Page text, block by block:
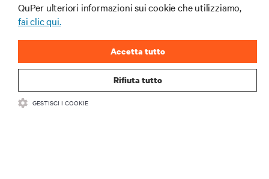
CORPORATIVO
CONECTE-SE CONOSCO
QuPer ulteriori informazioni sui cookie che utilizziamo,
fai clic qui.
Rifiuta tutto
Accetta tutto
GESTISCI I COOKIE